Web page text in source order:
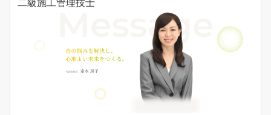
二級施工管理技士